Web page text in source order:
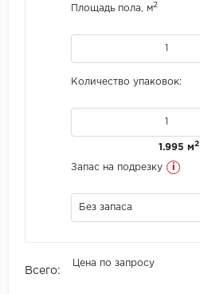
Площадь пола, м2
Количество упаковок:
1.995 м2
Запас на подрезку i
Без запаса
Всего:
Цена по запросу